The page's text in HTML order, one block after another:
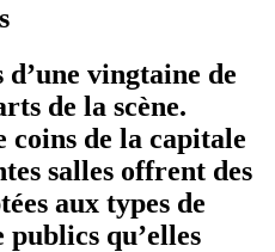
vingtaine de
de la scène.
coins de la capitale
salles offrent des
aux types de
qu’elles